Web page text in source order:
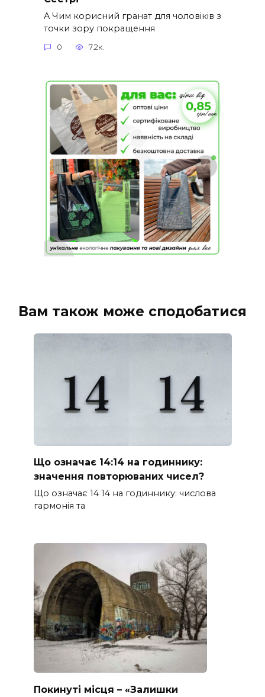
A Чим корисний гранат для чоловіків з
точки зору покращення
0 7.2к.
Вам також може сподобатися
Що означає 14:14 на годиннику:
значення повторюваних чисел?
Що означає 14 14 на годиннику: числова
гармонія та
Покинуті місця – «Залишки